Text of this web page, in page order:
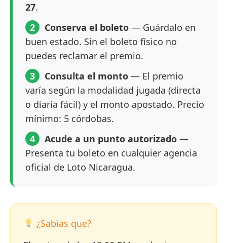
27.
2
Conserva el boleto — Guárdalo en
buen estado. Sin el boleto físico no
puedes reclamar el premio.
3
Consulta el monto — El premio
varía según la modalidad jugada (directa
o diaria fácil) y el monto apostado. Precio
mínimo: 5 córdobas.
4
Acude a un punto autorizado —
Presenta tu boleto en cualquier agencia
oficial de Loto Nicaragua.
¿Sabías que?